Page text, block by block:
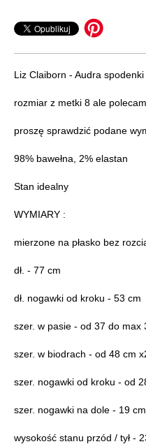
Liz Claiborn - Audra
rozmiar z metki 8 ale
proszę sprawdzić podane
98% bawełna, 2% elastan
Stan idealny
WYMIARY :
mierzone na płasko bez
dł. - 77 cm
dł. nogawki od kroku - 53 cm
szer. w pasie - od 37 do max
szer. w biodrach - od 48 cm
szer. nogawki od kroku - od
szer. nogawki na dole - 19
wysokość stanu przód / tył -